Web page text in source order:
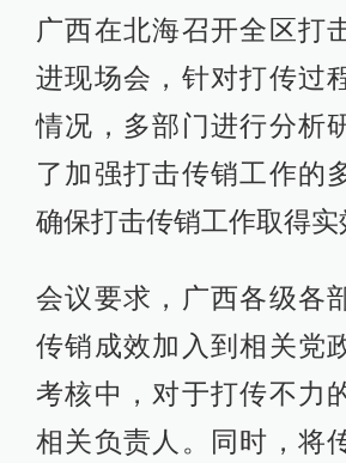
广西在北海召开全区打
进现场会，针对打传过
情况，多部门进行分析
了加强打击传销工作的
确保打击传销工作取得实
会议要求，广西各级各
传销成效加入到相关党
考核中，对于打传不力
相关负责人。同时，将